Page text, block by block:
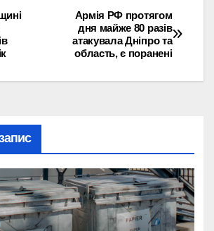
Армія РФ протягом
дня майже 80 разів
атакувала Дніпро та
область, є поранені